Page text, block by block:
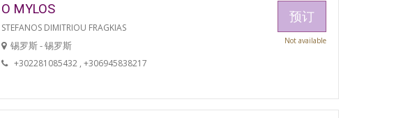
O MYLOS
STEFANOS DIMITRIOU FRAGKIAS
锡罗斯 - 锡罗斯
+302281085432 , +306945838217
预订
Not available